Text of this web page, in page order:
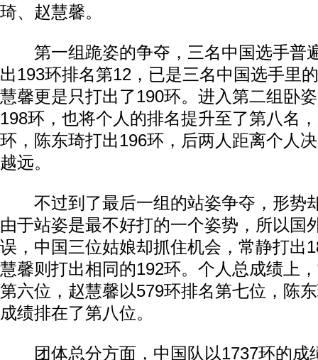
琦、赵慧馨。
第一组跪姿的争夺，三名中国选手普
出193环排名第12，已是三名中国选手里
慧馨更是只打出了190环。进入第二组卧
198环，也将个人的排名提升至了第八名
环，陈东琦打出196环，后两人距离个人
越远。
不过到了最后一组的站姿争夺，形势
由于站姿是最不好打的一个姿势，所以国
误，中国三位姑娘却抓住机会，常静打出
慧馨则打出相同的192环。个人总成绩上
第六位，赵慧馨以579环排名第七位，陈
成绩排在了第八位。
团体总分方面，中国队以1737环的成